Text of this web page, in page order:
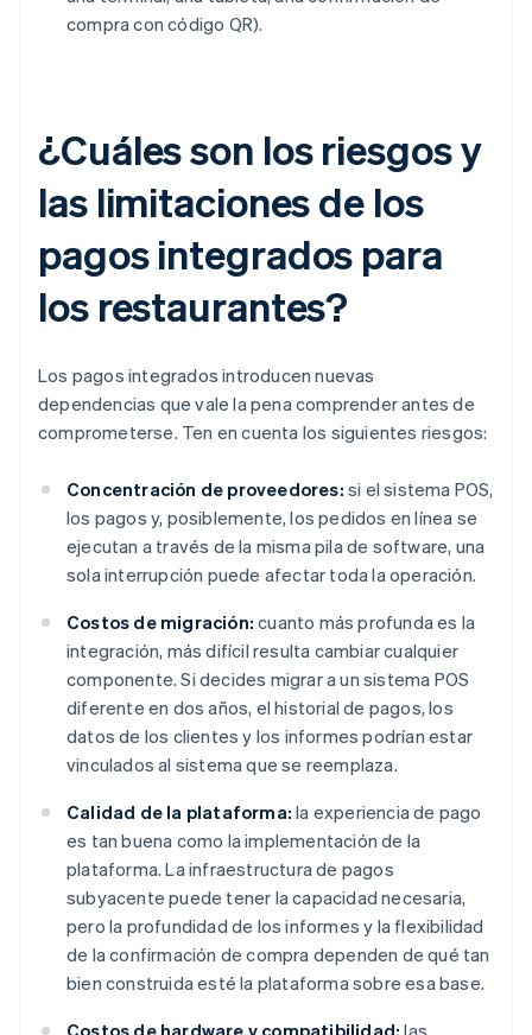
compra con código QR).
¿Cuáles son los riesgos y
las limitaciones de los
pagos integrados para
los restaurantes?
Los pagos integrados introducen nuevas
dependencias que vale la pena comprender antes de
comprometerse. Ten en cuenta los siguientes riesgos:
Concentración de proveedores: si el sistema POS,
los pagos y, posiblemente, los pedidos en línea se
ejecutan a través de la misma pila de software, una
sola interrupción puede afectar toda la operación.
Costos de migración: cuanto más profunda es la
integración, más difícil resulta cambiar cualquier
componente. Si decides migrar a un sistema POS
diferente en dos años, el historial de pagos, los
datos de los clientes y los informes podrían estar
vinculados al sistema que se reemplaza.
Calidad de la plataforma: la experiencia de pago
es tan buena como la implementación de la
plataforma. La infraestructura de pagos
subyacente puede tener la capacidad necesaria,
pero la profundidad de los informes y la flexibilidad
de la confirmación de compra dependen de qué tan
bien construida esté la plataforma sobre esa base.